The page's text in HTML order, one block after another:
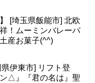
[埼玉県飯能市] 北欧
！ムーミンバレーパ
産お菓子(^^)
県伊東市] リフト登
△』『君の名は』聖